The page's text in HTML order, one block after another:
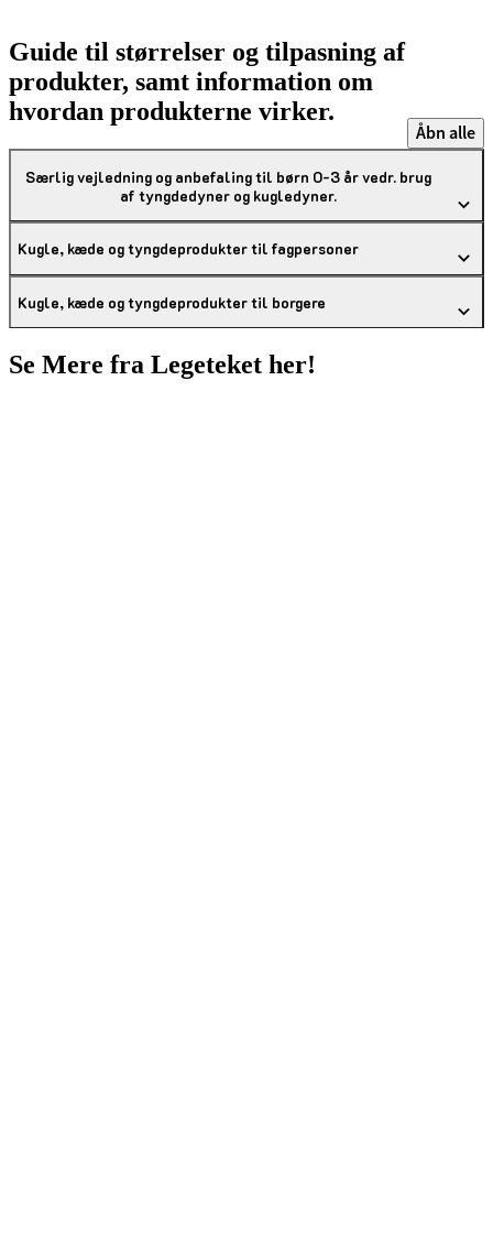
Guide til størrelser og tilpasning af
produkter, samt information om
hvordan produkterne virker.
Åbn alle
Særlig vejledning og anbefaling til børn 0-3 år vedr. brug
af tyngdedyner og kugledyner.
Kugle, kæde og tyngdeprodukter til fagpersoner
Kugle, kæde og tyngdeprodukter til borgere
Se Mere fra Legeteket her!